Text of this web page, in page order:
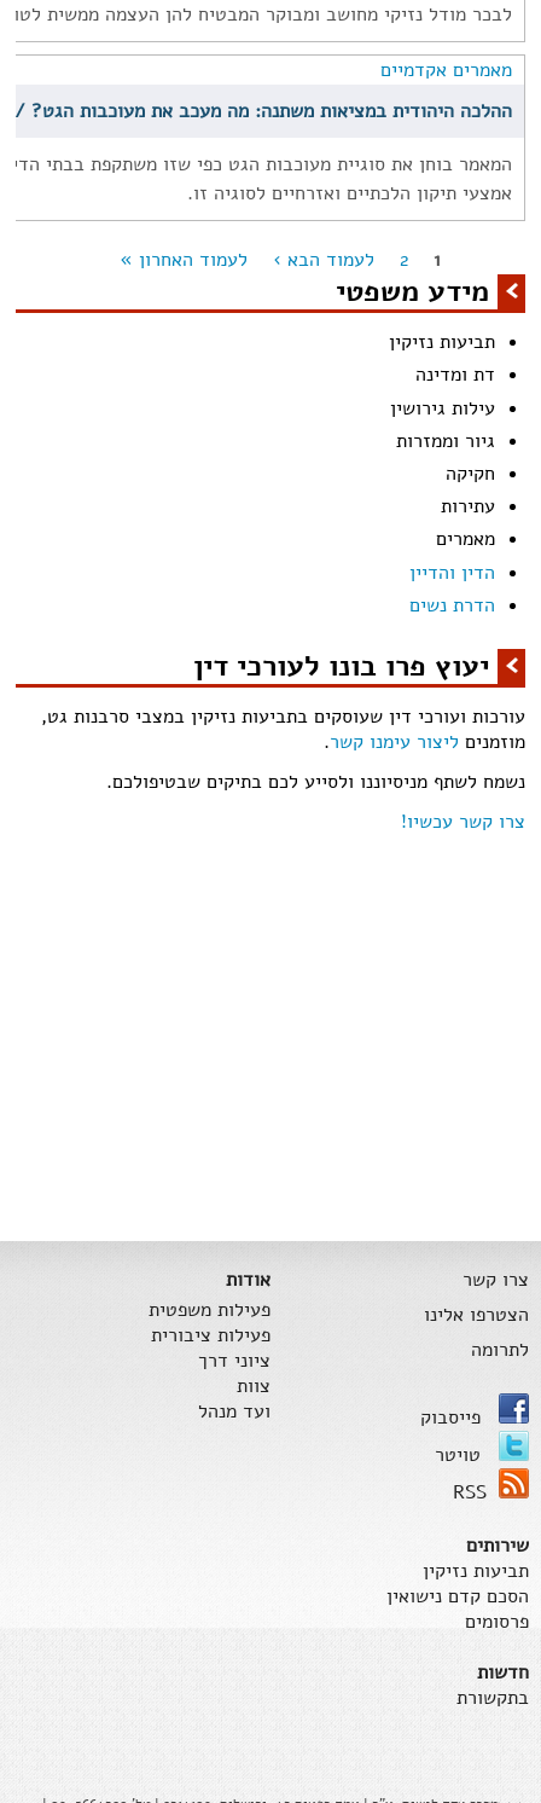
לבכר מודל נזיקי מחושב ומבוקר המבטיח להן העצמה ממשית
מאמרים אקדמיים
ההלכה היהודית במציאות משתנה: מה מעכב את מעוכבות הגט? /
המאמר בוחן את סוגיית מעוכבות הגט כפי שזו משתקפת בבתי הדין
אמצעי תיקון הלכתיים ואזרחיים לסוגיה זו.
1
2 לעמוד הבא › לעמוד האחרון »
מידע משפטי
תביעות נזיקין
דת ומדינה
עילות גירושין
גיור וממזרות
חקיקה
עתירות
מאמרים
הדין והדיין
הדרת נשים
יעוץ פרו בונו לעורכי דין
עורכות ועורכי דין שעוסקים בתביעות נזיקין במצבי סרבנות גט,
מוזמנים ליצור עימנו קשר.
נשמח לשתף מניסיוננו ולסייע לכם בתיקים שבטיפולכם.
צרו קשר עכשיו!
צרו קשר
הצטרפו אלינו
לתרומה
פייסבוק
טויטר
RSS
אודות
פעילות משפטית
פעילות ציבורית
ציוני דרך
צוות
ועד מנהל
שירותים
תביעות נזיקין
הסכם קדם נישואין
פרסומים
חדשות
בתקשורת